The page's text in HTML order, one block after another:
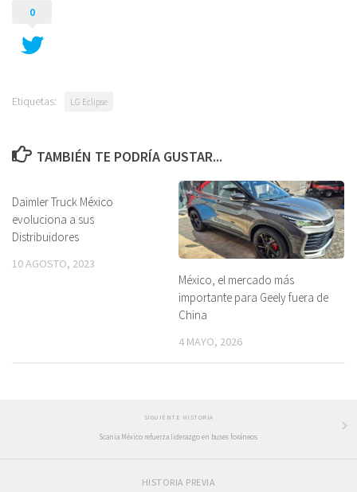
0
Etiquetas: LG Eclipse
TAMBIÉN TE PODRÍA GUSTAR...
Daimler Truck México
evoluciona a sus
Distribuidores
10 AGOSTO, 2023
México, el mercado más
importante para Geely fuera de
China
4 MAYO, 2026
SIGUIENTE HISTORIA
Scania México refuerza liderazgo en buses foráneos
HISTORIA PREVIA